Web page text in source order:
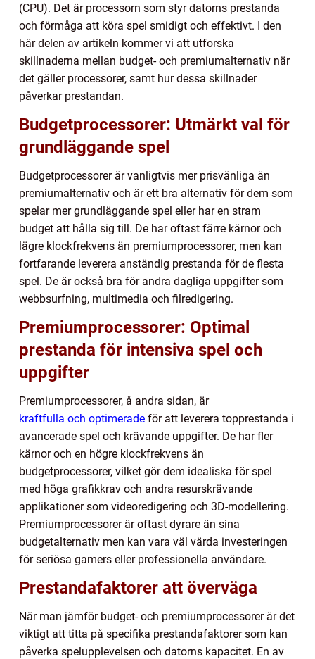
(CPU). Det är processorn som styr datorns prestanda
och förmåga att köra spel smidigt och effektivt. I den
här delen av artikeln kommer vi att utforska
skillnaderna mellan budget- och premiumalternativ när
det gäller processorer, samt hur dessa skillnader
påverkar prestandan.
Budgetprocessorer: Utmärkt val för
grundläggande spel
Budgetprocessorer är vanligtvis mer prisvänliga än
premiumalternativ och är ett bra alternativ för dem som
spelar mer grundläggande spel eller har en stram
budget att hålla sig till. De har oftast färre kärnor och
lägre klockfrekvens än premiumprocessorer, men kan
fortfarande leverera anständig prestanda för de flesta
spel. De är också bra för andra dagliga uppgifter som
webbsurfning, multimedia och filredigering.
Premiumprocessorer: Optimal
prestanda för intensiva spel och
uppgifter
Premiumprocessorer, å andra sidan, är
kraftfulla och optimerade för att leverera topprestanda i
avancerade spel och krävande uppgifter. De har fler
kärnor och en högre klockfrekvens än
budgetprocessorer, vilket gör dem idealiska för spel
med höga grafikkrav och andra resurskrävande
applikationer som videoredigering och 3D-modellering.
Premiumprocessorer är oftast dyrare än sina
budgetalternativ men kan vara väl värda investeringen
för seriösa gamers eller professionella användare.
Prestandafaktorer att överväga
När man jämför budget- och premiumprocessorer är det
viktigt att titta på specifika prestandafaktorer som kan
påverka spelupplevelsen och datorns kapacitet. En av